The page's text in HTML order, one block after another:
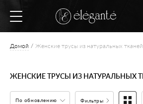
Домой Женские трусы из натуральных тканей
ЖЕНСКИЕ ТРУСЫ ИЗ НАТУРАЛЬНЫХ
По обновлению Фильтры